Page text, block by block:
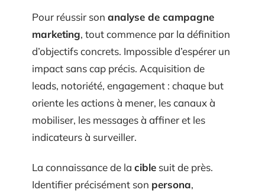
Pour réussir son analyse de campagne
marketing, tout commence par la définition
d’objectifs concrets. Impossible d’espérer un
impact sans cap précis. Acquisition de
leads, notoriété, engagement : chaque but
oriente les actions à mener, les canaux à
mobiliser, les messages à affiner et les
indicateurs à surveiller.
La connaissance de la cible suit de près.
Identifier précisément son persona,